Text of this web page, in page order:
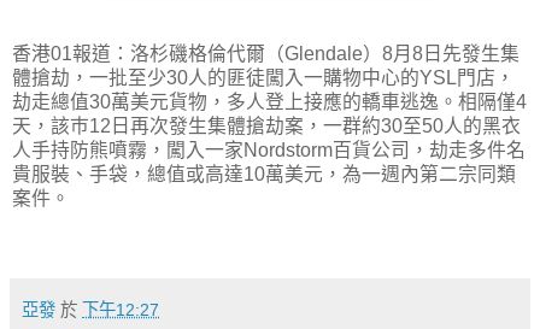
香港01報道：洛杉磯格倫代爾（Glendale）8月8日先發生集
體搶劫，一批至少30人的匪徒闖入一購物中心的YSL門店，
劫走總值30萬美元貨物，多人登上接應的轎車逃逸。相隔僅4
天，該巿12日再次發生集體搶劫案，一群約30至50人的黑衣
人手持防熊噴霧，闖入一家Nordstorm百貨公司，劫走多件名
貴服裝、手袋，總值或高達10萬美元，為一週內第二宗同類
案件。
亞發 於 下午12:27